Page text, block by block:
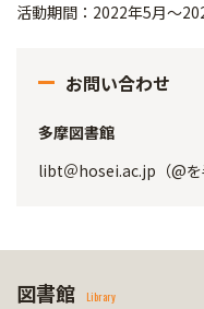
活動期間：2022年5月～
お問い合わせ
多摩図書館
libt＠hosei.ac.jp（@を
図書館 Library